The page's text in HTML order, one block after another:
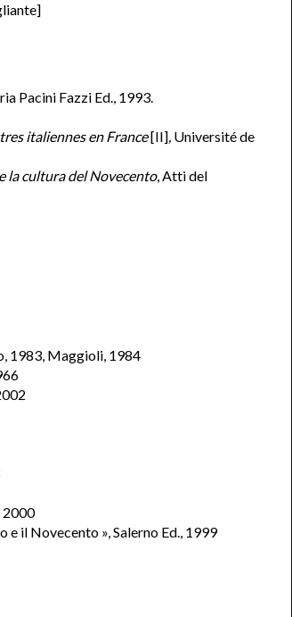
Pacini Fazzi Ed., 1993.
italiennes en France[II], Université de
la cultura del Novecento, Atti del
1983, Maggioli, 1984
2000
e il Novecento », Salerno Ed., 1999